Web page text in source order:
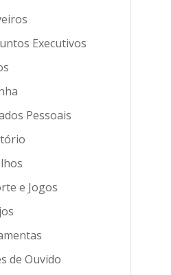
Executivos
Pessoais
e Jogos
de Ouvido